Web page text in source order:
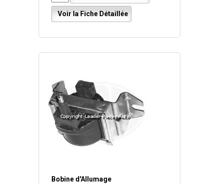
Voir la Fiche Détaillée
Bobine d'Allumage